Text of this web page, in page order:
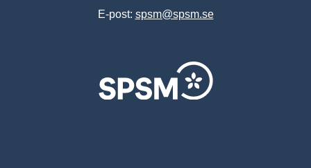
E-post: spsm@spsm.se